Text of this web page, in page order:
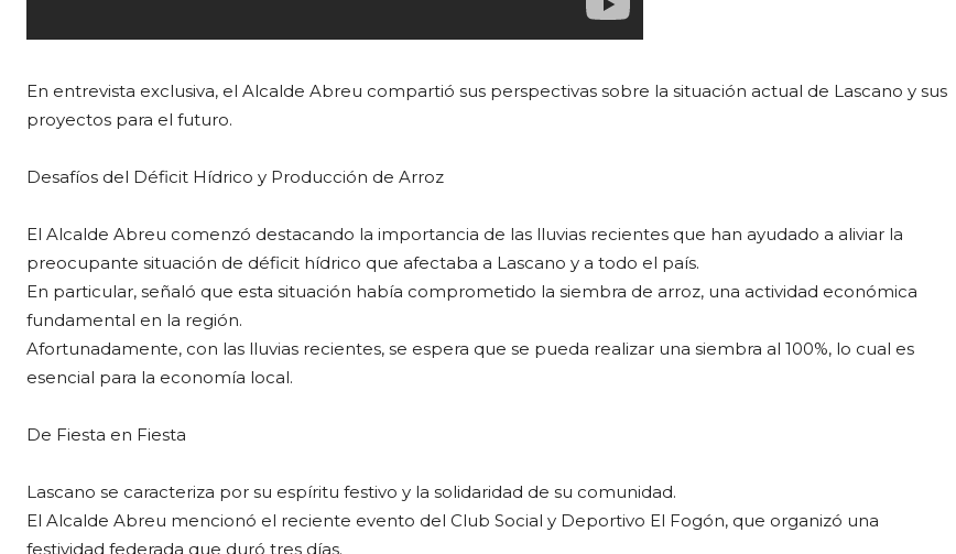
En entrevista exclusiva, el Alcalde Abreu compartió sus perspectivas sobre la situación actual de Lascano y sus
proyectos para el futuro.
Desafíos del Déficit Hídrico y Producción de Arroz
El Alcalde Abreu comenzó destacando la importancia de las lluvias recientes que han ayudado a aliviar la
preocupante situación de déficit hídrico que afectaba a Lascano y a todo el país.
En particular, señaló que esta situación había comprometido la siembra de arroz, una actividad económica
fundamental en la región.
Afortunadamente, con las lluvias recientes, se espera que se pueda realizar una siembra al 100%, lo cual es
esencial para la economía local.
De Fiesta en Fiesta
Lascano se caracteriza por su espíritu festivo y la solidaridad de su comunidad.
El Alcalde Abreu mencionó el reciente evento del Club Social y Deportivo El Fogón, que organizó una
festividad federada que duró tres días.